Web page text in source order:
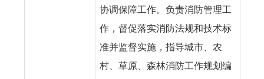
协调保障工作。负责消防管理工
作，督促落实消防法规和技术标
准并监督实施，指导城市、农
村、草原、森林消防工作规划编